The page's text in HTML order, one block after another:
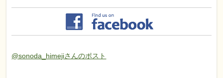
@sonoda_himejiさんのポスト